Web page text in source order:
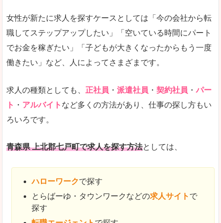
女性が新たに求人を探すケースとしては「今の会社から転
職してステップアップしたい」「空いている時間にパート
でお金を稼ぎたい」「子どもが大きくなったからもう一度
働きたい」など、人によってさまざまです。
求人の種類としても、 正社員 ・ 派遣社員 ・ 契約社員 ・ パー
ト ・ アルバイト など多くの方法があり、仕事の探し方もい
ろいろです。
青森県 上北郡七戸町で求人を探す方法としては、
ハローワークで探す
とらばーゆ・タウンワークなどの求人サイト で
探す